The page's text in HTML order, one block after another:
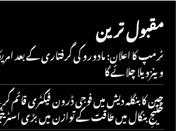
مقبول ترین
ٹرمپ کا اعلان: مادورو کی گرفتاری کے بعد
وینزویلا چلائے گا
چین کا بنگلہ دیش میں فوجی ڈرون فیکٹری قائم
خلیجِ بنگال میں طاقت کے توازن میں بڑی